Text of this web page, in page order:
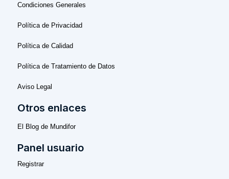
Condiciones Generales
Política de Privacidad
Política de Calidad
Política de Tratamiento de Datos
Aviso Legal
Otros enlaces
El Blog de Mundifor
Panel usuario
Registrar